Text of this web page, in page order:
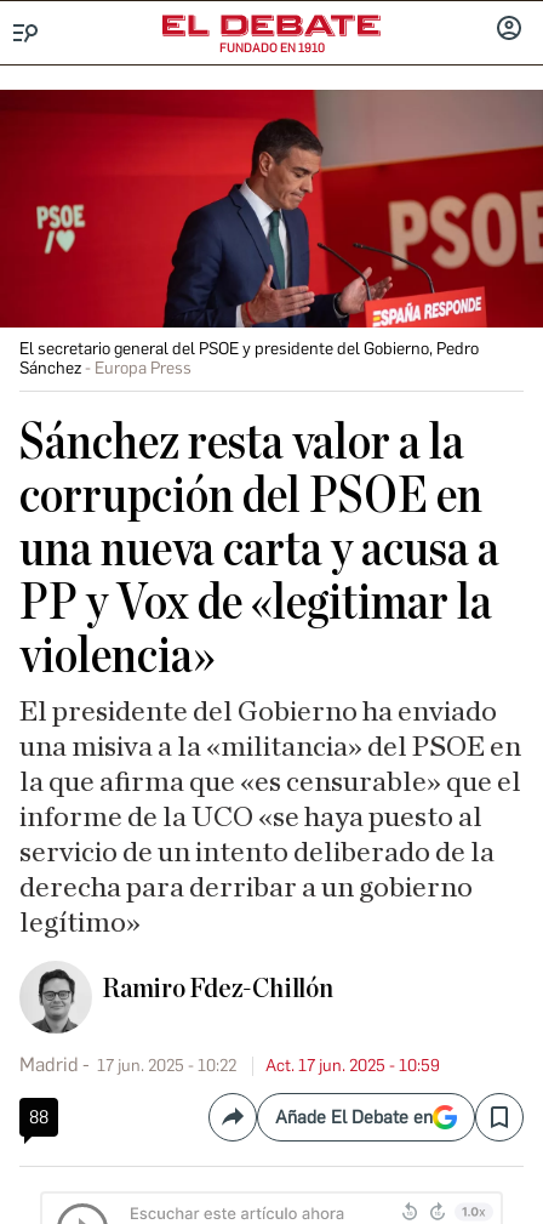
FUNDADO EN 1910
El secretario general del PSOE y presidente del Gobierno, Pedro
Sánchez
Europa Press
Sánchez resta valor a la
corrupción del PSOE en
una nueva carta y acusa a
PP y Vox de «legitimar la
violencia»
El presidente del Gobierno ha enviado
una misiva a la «militancia» del PSOE en
la que afirma que «es censurable» que el
informe de la UCO «se haya puesto al
servicio de un intento deliberado de la
derecha para derribar a un gobierno
legítimo»
Ramiro Fdez-Chillón
Madrid 17 jun. 2025 - 10:22 Act. 17 jun. 2025 - 10:59
88 CompartirAñade El Debate en Save